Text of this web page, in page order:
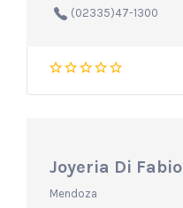
(02335)47-1300
Joyeria Di Fabio
Mendoza